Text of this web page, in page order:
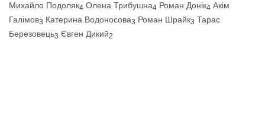
Михайло Подоляк4 Олена Трибушна4 Роман Донік4 Акім
Галімов3 Катерина Водоносова3 Роман Шрайк3 Тарас
Березовець3 Євген Дикий2